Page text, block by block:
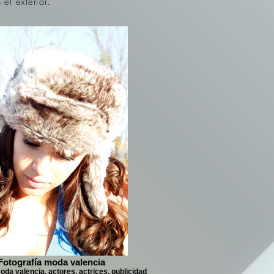
moda valencia
valencia, actores, actrices, publicidad